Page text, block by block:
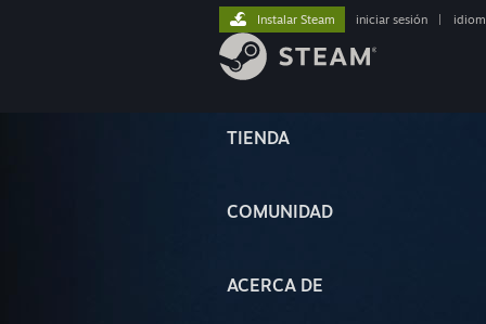
TIENDA
COMUNIDAD
ACERCA DE
Instalar Steam iniciar sesión